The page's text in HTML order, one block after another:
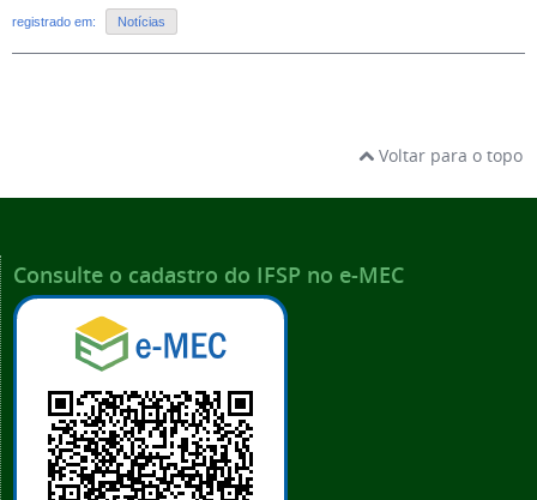
registrado em: Notícias
Voltar para o topo
Consulte o cadastro do IFSP no e-MEC